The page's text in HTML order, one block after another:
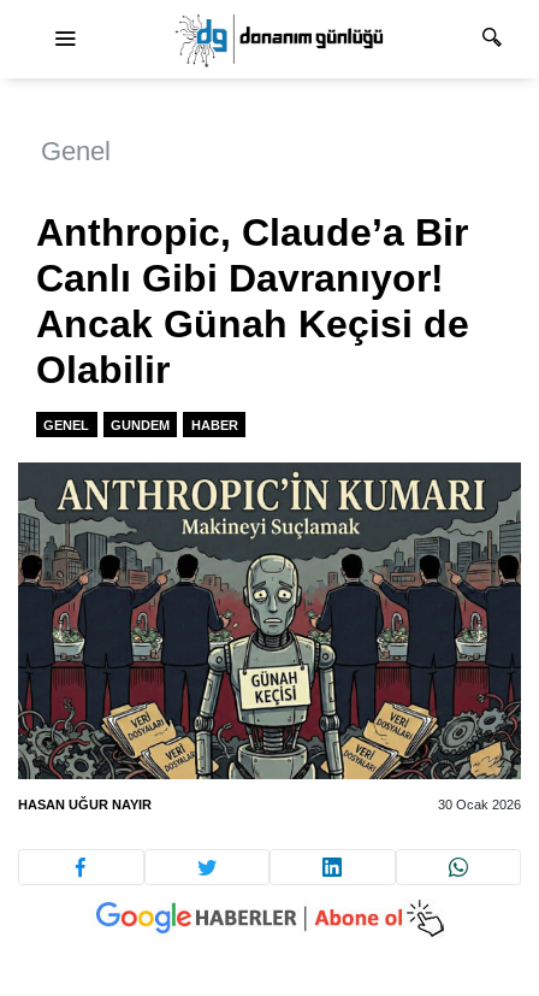
Genel
Anthropic, Claude’a Bir
Canlı Gibi Davranıyor!
Ancak Günah Keçisi de
Olabilir
GENEL GUNDEM HABER
HASAN UĞUR NAYIR 30 Ocak 2026